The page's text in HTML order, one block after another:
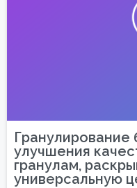
Гранулирование
улучшения
гранулам,
универсальную